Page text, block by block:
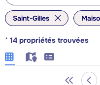
Saint-Gilles
* 14 propriétés trouvées